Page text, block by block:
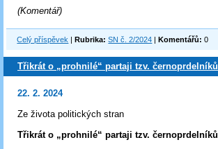
(Komentář)
Celý příspěvek |Rubrika: SN č. 2/2024 |Komentářů: 0
Třikrát o „prohnilé“ partaji tzv. černoprdelníků
22. 2. 2024
Ze života politických stran
Třikrát o „prohnilé“ partaji tzv. černoprdelníků